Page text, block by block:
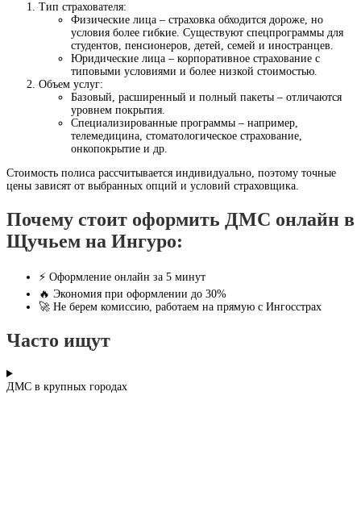
Тип страхователя:
Физические лица – страховка обходится дороже, но
условия более гибкие. Существуют спецпрограммы для
студентов, пенсионеров, детей, семей и иностранцев.
Юридические лица – корпоративное страхование с
типовыми условиями и более низкой стоимостью.
Объем услуг:
Базовый, расширенный и полный пакеты – отличаются
уровнем покрытия.
Специализированные программы – например,
телемедицина, стоматологическое страхование,
онкопокрытие и др.
Стоимость полиса рассчитывается индивидуально, поэтому точные
цены зависят от выбранных опций и условий страховщика.
Почему стоит оформить ДМС онлайн в
Щучьем на Ингуро:
⚡ Оформление онлайн за 5 минут
🔥 Экономия при оформлении до 30%
🚀 Не берем комиссию, работаем на прямую с Ингосстрах
Часто ищут
ДМС в крупных городах